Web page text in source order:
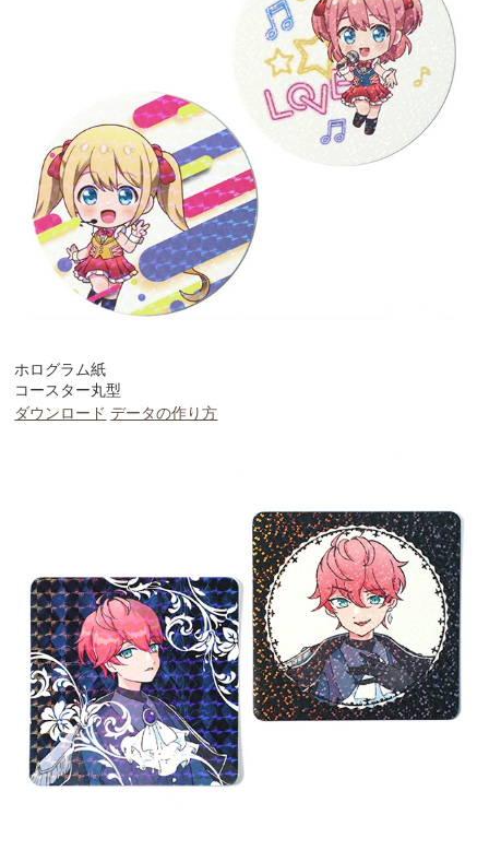
ホログラム紙
コースター丸型
ダウンロード データの作り方